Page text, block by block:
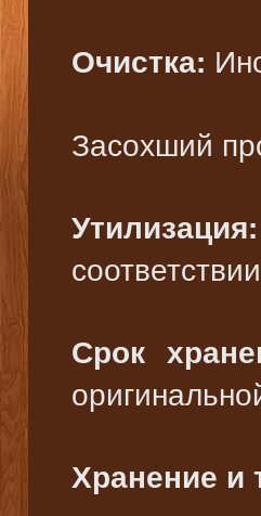
Очистка:
Засохший
Утилизация:
Срок
Хранение и